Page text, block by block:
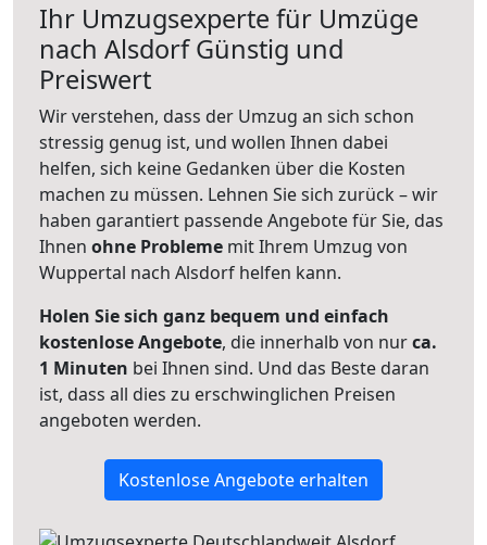
Ihr Umzugsexperte für Umzüge
nach AlsdorfGünstig und
Preiswert
Wir verstehen, dass der Umzug an sich schon
stressig genug ist, und wollen Ihnen dabei
helfen, sich keine Gedanken über die Kosten
machen zu müssen. Lehnen Sie sich zurück – wir
haben garantiert passende Angebote für Sie, das
Ihnen ohne Probleme mit Ihrem Umzug von
Wuppertal nach Alsdorf helfen kann.
Holen Sie sich ganz bequem und einfach
kostenlose Angebote, die innerhalb von nurca.
1 Minuten bei Ihnen sind. Und das Beste daran
ist, dass all dies zu erschwinglichen Preisen
angeboten werden.
Kostenlose Angebote erhalten